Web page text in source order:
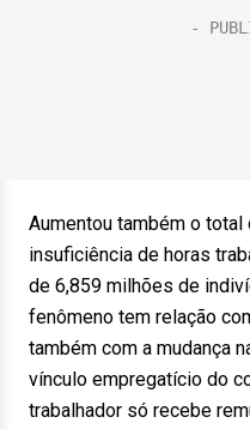
Aumentou também o
insuficiência de horas
de 6,859 milhões de
fenômeno tem relação
também com a mudança
vínculo empregatício do
trabalhador só recebe